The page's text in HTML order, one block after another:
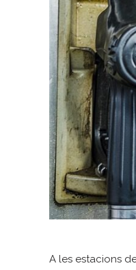
A les estacions